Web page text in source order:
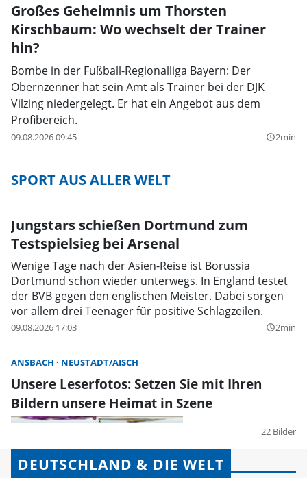
Großes Geheimnis um Thorsten
Kirschbaum: Wo wechselt der Trainer
hin?
Bombe in der Fußball-Regionalliga Bayern: Der
Obernzenner hat sein Amt als Trainer bei der DJK
Vilzing niedergelegt. Er hat ein Angebot aus dem
Profibereich.
09.08.2026 09:45 query_builder2min
SPORT AUS ALLER WELT
Jungstars schießen Dortmund zum
Testspielsieg bei Arsenal
Wenige Tage nach der Asien-Reise ist Borussia
Dortmund schon wieder unterwegs. In England testet
der BVB gegen den englischen Meister. Dabei sorgen
vor allem drei Teenager für positive Schlagzeilen.
09.08.2026 17:03 query_builder2min
ANSBACH NEUSTADT/AISCH
Unsere Leserfotos: Setzen Sie mit Ihren
Bildern unsere Heimat in Szene
22 Bilder
DEUTSCHLAND & DIE WELT